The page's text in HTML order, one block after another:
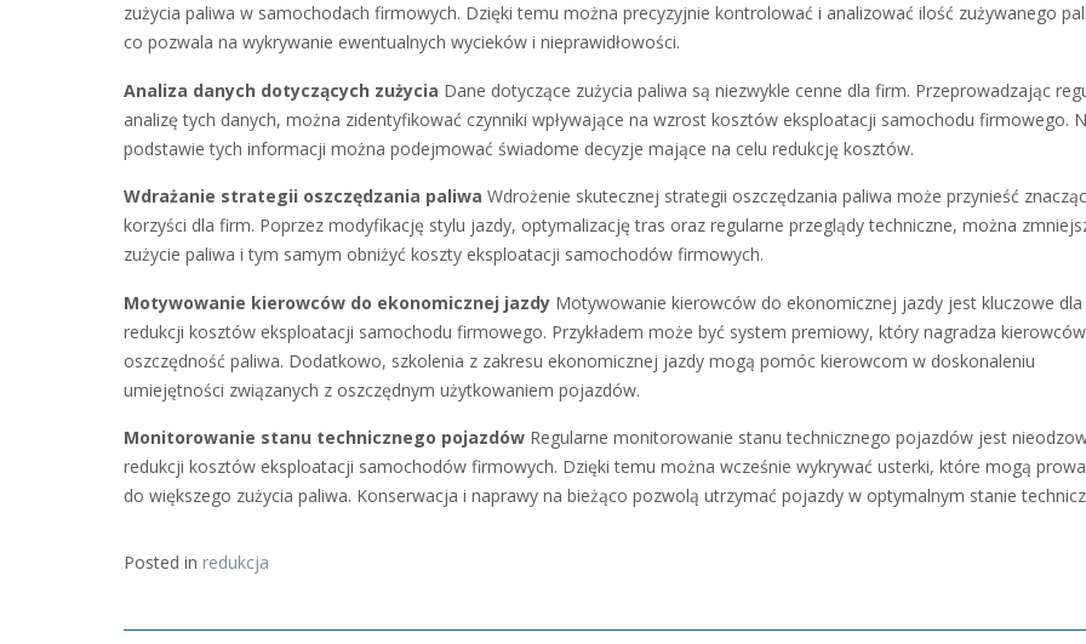
zużycia paliwa w samochodach firmowych. Dzięki temu można precyzyjnie kontrolować i analizować ilość zużywanego
co pozwala na wykrywanie ewentualnych wycieków i nieprawidłowości.
Analiza danych dotyczących zużycia Dane dotyczące zużycia paliwa są niezwykle cenne dla firm. Przeprowadzając
analizę tych danych, można zidentyfikować czynniki wpływające na wzrost kosztów eksploatacji samochodu firmowego.
podstawie tych informacji można podejmować świadome decyzje mające na celu redukcję kosztów.
Wdrażanie strategii oszczędzania paliwa Wdrożenie skutecznej strategii oszczędzania paliwa może przynieść
korzyści dla firm. Poprzez modyfikację stylu jazdy, optymalizację tras oraz regularne przeglądy techniczne, można
zużycie paliwa i tym samym obniżyć koszty eksploatacji samochodów firmowych.
Motywowanie kierowców do ekonomicznej jazdy Motywowanie kierowców do ekonomicznej jazdy jest kluczowe dla
redukcji kosztów eksploatacji samochodu firmowego. Przykładem może być system premiowy, który nagradza
oszczędność paliwa. Dodatkowo, szkolenia z zakresu ekonomicznej jazdy mogą pomóc kierowcom w doskonaleniu
umiejętności związanych z oszczędnym użytkowaniem pojazdów.
Monitorowanie stanu technicznego pojazdów Regularne monitorowanie stanu technicznego pojazdów jest
redukcji kosztów eksploatacji samochodów firmowych. Dzięki temu można wcześnie wykrywać usterki, które mogą
do większego zużycia paliwa. Konserwacja i naprawy na bieżąco pozwolą utrzymać pojazdy w optymalnym stanie
Posted in redukcja